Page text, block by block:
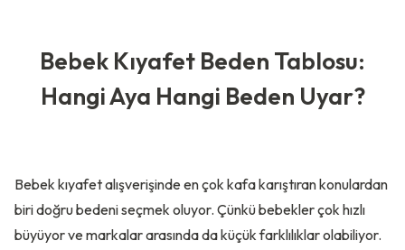
Bebek Kıyafet Beden Tablosu:
Hangi Aya Hangi Beden Uyar?
Bebek kıyafet alışverişinde en çok kafa karıştıran konulardan
biri doğru bedeni seçmek oluyor. Çünkü bebekler çok hızlı
büyüyor ve markalar arasında da küçük farklılıklar olabiliyor.